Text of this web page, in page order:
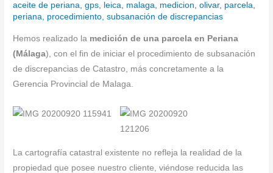
aceite de periana,gps, leica, malaga, medicion,olivar, parcela,
periana, procedimiento,subsanación de discrepancias
Hemos realizado la medición de una parcela en Periana
(Málaga), con el fin de iniciar el procedimiento de subsanación
de discrepancias de Catastro, más concretamente a la
Gerencia Provincial de Malaga.
La cartografía catastral existente no refleja la realidad de la
propiedad que posee nuestro cliente, viéndose reducida las